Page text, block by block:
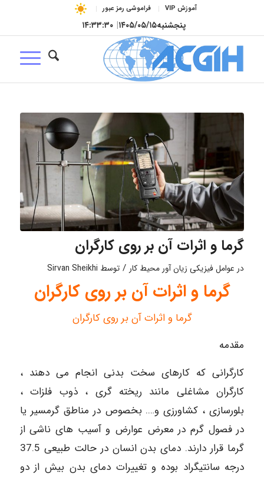
آموزش VIP فراموشی رمز عبور
پنجشنبه۱۴۰۵/۰۵/۱۵| ۱۴:۳۳:۳۱
گرما و اثرات آن بر روی کارگران
در عوامل فیزیکی زیان آور محیط کار / توسط Sirvan Sheikhi
گرما و اثرات آن بر روی کارگران
گرما و اثرات آن بر روی کارگران
مقدمه
کارگرانی که کارهای سخت بدنی انجام می دهند ،
کارگران مشاغلی مانند ریخته گری ، ذوب فلزات ،
بلورسازی ، کشاورزی و…. بخصوص در مناطق گرمسیر یا
در فصول گرم در معرض عوارض و آسیب های ناشی از
گرما قرار دارند. دمای بدن انسان در حالت طبیعی 37.5
درجه سانتیگراد بوده و تغییرات دمای بدن بیش از دو